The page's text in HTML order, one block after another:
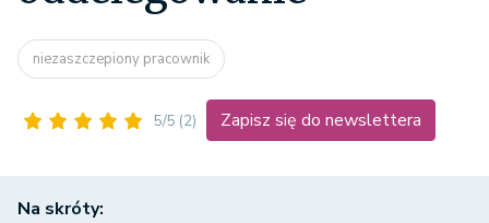
niezaszczepiony pracownik
5/5 (2) Zapisz się do newslettera
Na skróty: